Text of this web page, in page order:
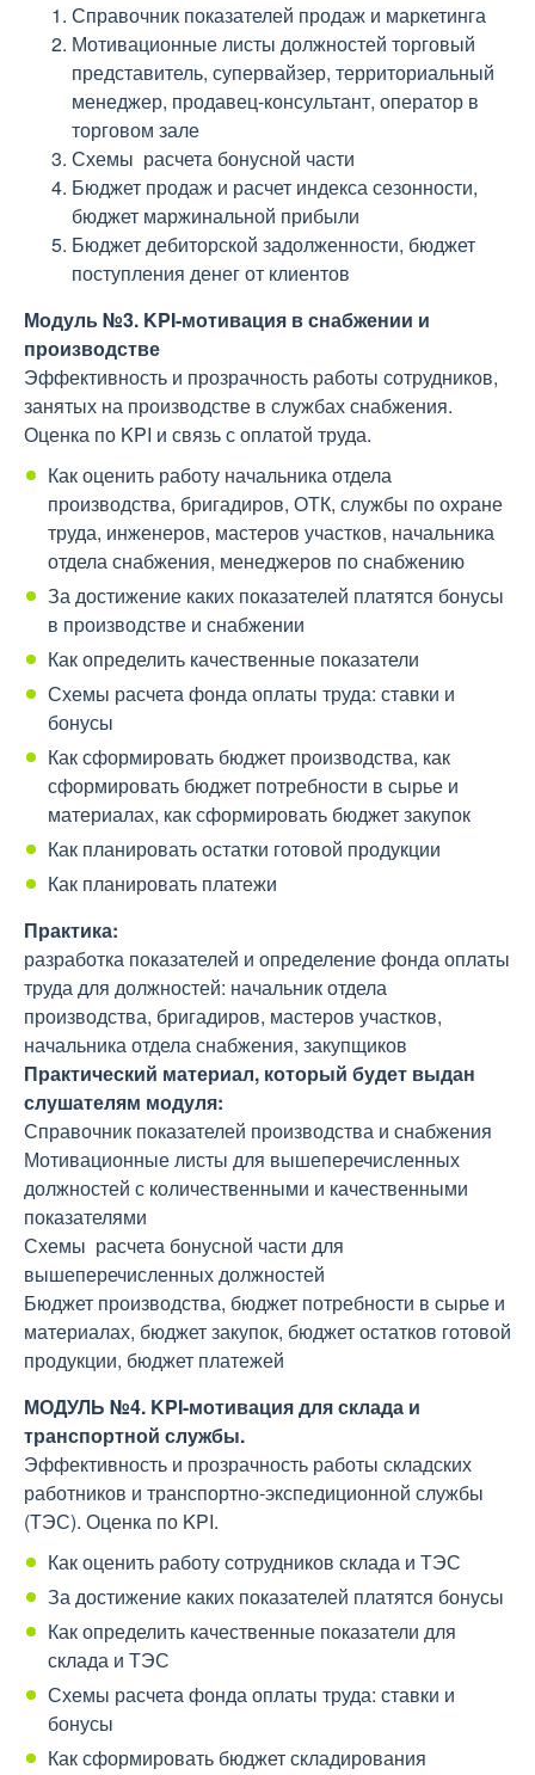
Справочник показателей продаж и маркетинга
Мотивационные листы должностей торговый
представитель, супервайзер, территориальный
менеджер, продавец-консультант, оператор в
торговом зале
Схемы расчета бонусной части
Бюджет продаж и расчет индекса сезонности,
бюджет маржинальной прибыли
Бюджет дебиторской задолженности, бюджет
поступления денег от клиентов
Модуль №3. KPI-мотивация в снабжении и
производстве
Эффективность и прозрачность работы сотрудников,
занятых на производстве в службах снабжения.
Оценка по KPI и связь с оплатой труда.
Как оценить работу начальника отдела
производства, бригадиров, ОТК, службы по охране
труда, инженеров, мастеров участков, начальника
отдела снабжения, менеджеров по снабжению
За достижение каких показателей платятся бонусы
в производстве и снабжении
Как определить качественные показатели
Схемы расчета фонда оплаты труда: ставки и
бонусы
Как сформировать бюджет производства, как
сформировать бюджет потребности в сырье и
материалах, как сформировать бюджет закупок
Как планировать остатки готовой продукции
Как планировать платежи
Практика:
разработка показателей и определение фонда оплаты
труда для должностей: начальник отдела
производства, бригадиров, мастеров участков,
начальника отдела снабжения, закупщиков
Практический материал, который будет выдан
слушателям модуля:
Справочник показателей производства и снабжения
Мотивационные листы для вышеперечисленных
должностей с количественными и качественными
показателями
Схемы расчета бонусной части для
вышеперечисленных должностей
Бюджет производства, бюджет потребности в сырье и
материалах, бюджет закупок, бюджет остатков готовой
продукции, бюджет платежей
МОДУЛЬ №4. KPI-мотивация для склада и
транспортной службы.
Эффективность и прозрачность работы складских
работников и транспортно-экспедиционной службы
(ТЭС). Оценка по KPI.
Как оценить работу сотрудников склада и ТЭС
За достижение каких показателей платятся бонусы
Как определить качественные показатели для
склада и ТЭС
Схемы расчета фонда оплаты труда: ставки и
бонусы
Как сформировать бюджет складирования